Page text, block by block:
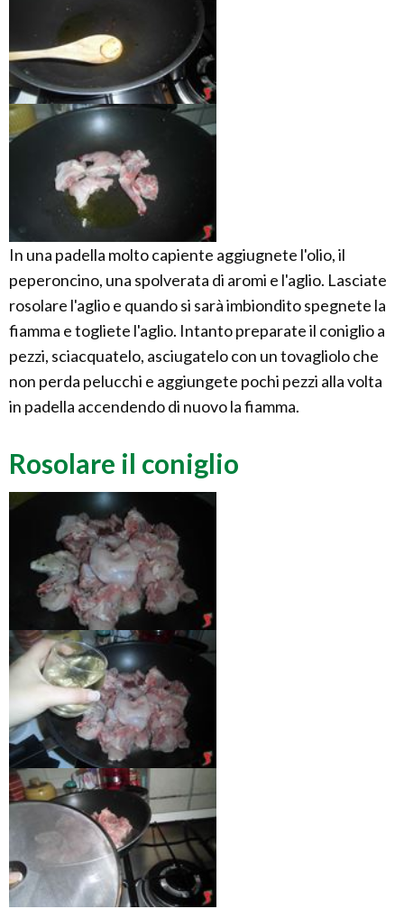
In una padella molto capiente aggiugnete l'olio, il
peperoncino, una spolverata di aromi e l'aglio. Lasciate
rosolare l'aglio e quando si sarà imbiondito spegnete la
fiamma e togliete l'aglio. Intanto preparate il coniglio a
pezzi, sciacquatelo, asciugatelo con un tovagliolo che
non perda pelucchi e aggiungete pochi pezzi alla volta
in padella accendendo di nuovo la fiamma.
Rosolare il coniglio